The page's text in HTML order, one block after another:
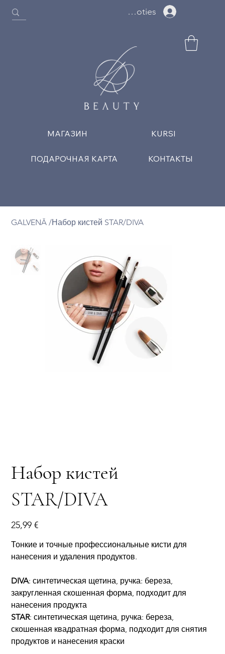
МАГАЗИН KURSI
ПОДАРОЧНАЯ КАРТА КОНТАКТЫ
Ielogoties
GALVENĀ /Набор кистей STAR/DIVA
Набор кистей
STAR/DIVA
Цена
25,99 €
Тонкие и точные профессиональные кисти для
нанесения и удаления продуктов.
DIVA: синтетическая щетина, ручка: береза,
закругленная скошенная форма, подходит для
нанесения продукта
STAR: синтетическая щетина, ручка: береза,
скошенная квадратная форма, подходит для снятия
продуктов и нанесения краски